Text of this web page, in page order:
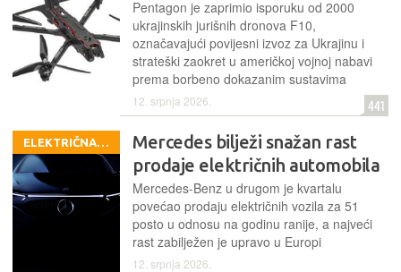
Pentagon je zaprimio isporuku od 2000
ukrajinskih jurišnih dronova F10,
označavajući povijesni izvoz za Ukrajinu i
strateški zaokret u američkoj vojnoj nabavi
prema borbeno dokazanim sustavima
12. srpnja 2026. 441
ELEKTRIČNA VOZILA
Mercedes bilježi snažan rast
prodaje električnih automobila
Mercedes-Benz u drugom je kvartalu
povećao prodaju električnih vozila za 51
posto u odnosu na godinu ranije, a najveći
rast zabilježen je upravo u Europi
12. srpnja 2026.